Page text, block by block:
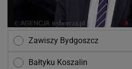
Zawiszy Bydgoszcz
Bałtyku Koszalin